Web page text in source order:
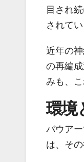
目され
されてい
近年の
の再編
みも、
環境
バウア
は、そ